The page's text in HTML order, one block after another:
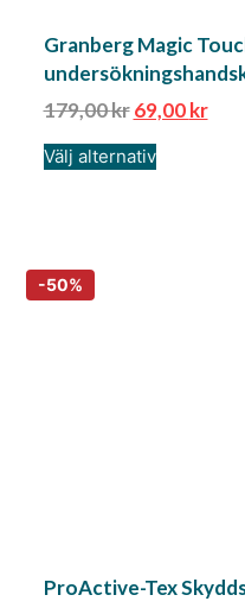
Granberg Magic
179,00kr 69,00kr
Välj alternativ
ProActive-Tex